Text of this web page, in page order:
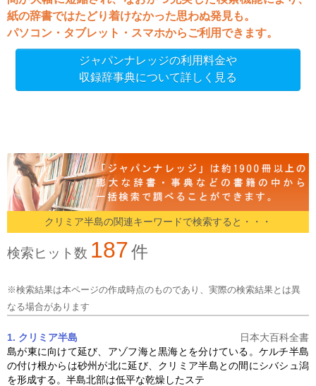
紙の辞書ではたどり着けなかった思わぬ発見も。
パソコン・タブレット・スマホからご利用できます。
ジャパンナレッジの利用料金や
収録辞事典について詳しく見る
クリミア半島の関連キーワードで検索すると・・・
検索ヒット数 187件
※検索結果は本ページの作成時点のものであり、実際の検索結果とは異
なる場合があります
1. クリミア半島
日本大百科全書
島が東に向けて延び、アゾフ海と黒海とを分けている。ケルチ半島
の付け根からは砂州が北に延び、 クリミア半島との間にシバシュ潟
を形成する。半島北部は低平な乾燥したステ